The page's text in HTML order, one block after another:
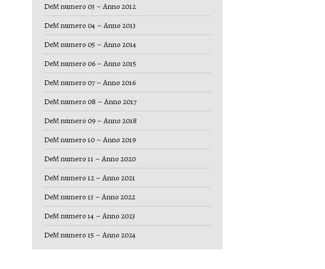
DeM numero 03 – Anno 2012
DeM numero 04 – Anno 2013
DeM numero 05 – Anno 2014
DeM numero 06 – Anno 2015
DeM numero 07 – Anno 2016
DeM numero 08 – Anno 2017
DeM numero 09 – Anno 2018
DeM numero 10 – Anno 2019
DeM numero 11 – Anno 2020
DeM numero 12 – Anno 2021
DeM numero 13 – Anno 2022
DeM numero 14 – Anno 2023
DeM numero 15 – Anno 2024